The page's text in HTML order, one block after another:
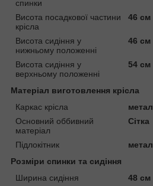
спинки
Висота посадкової частини
крісла
46 см
Висота сидіння у
нижньому положенні
46 см
Висота сидіння у
верхньому положенні
54 см
Матеріал виготовлення крісла
Каркас крісла
метал
Основний оббивний
матеріал
Сітка
Підлокітник
метал
Розміри спинки та сидіння
Ширина сидіння
48 см